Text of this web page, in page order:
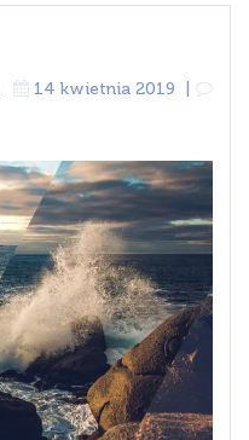
14 kwietnia 2019